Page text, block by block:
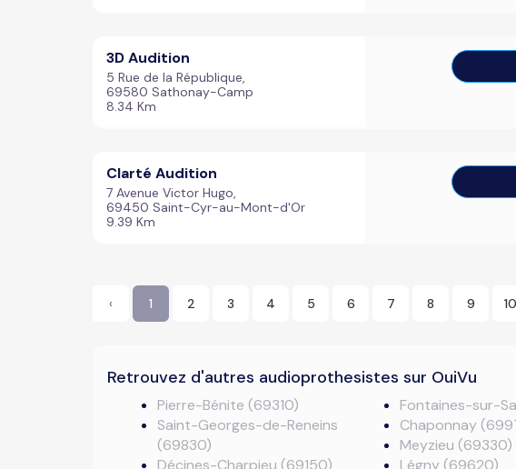
3D Audition
5 Rue de la République,
69580 Sathonay-Camp
8.34 Km
Clarté Audition
7 Avenue Victor Hugo,
69450 Saint-Cyr-au-Mont-d'Or
9.39 Km
‹ 1 2 3 4 5 6 7 8 9 10
Retrouvez d'autres audioprothesistes sur OuiVu
Pierre-Bénite (69310)
Saint-Georges-de-Reneins
(69830)
Décines-Charpieu (69150)
Fontaines-sur-
Chaponnay
Meyzieu (69330)
Légny (69620)